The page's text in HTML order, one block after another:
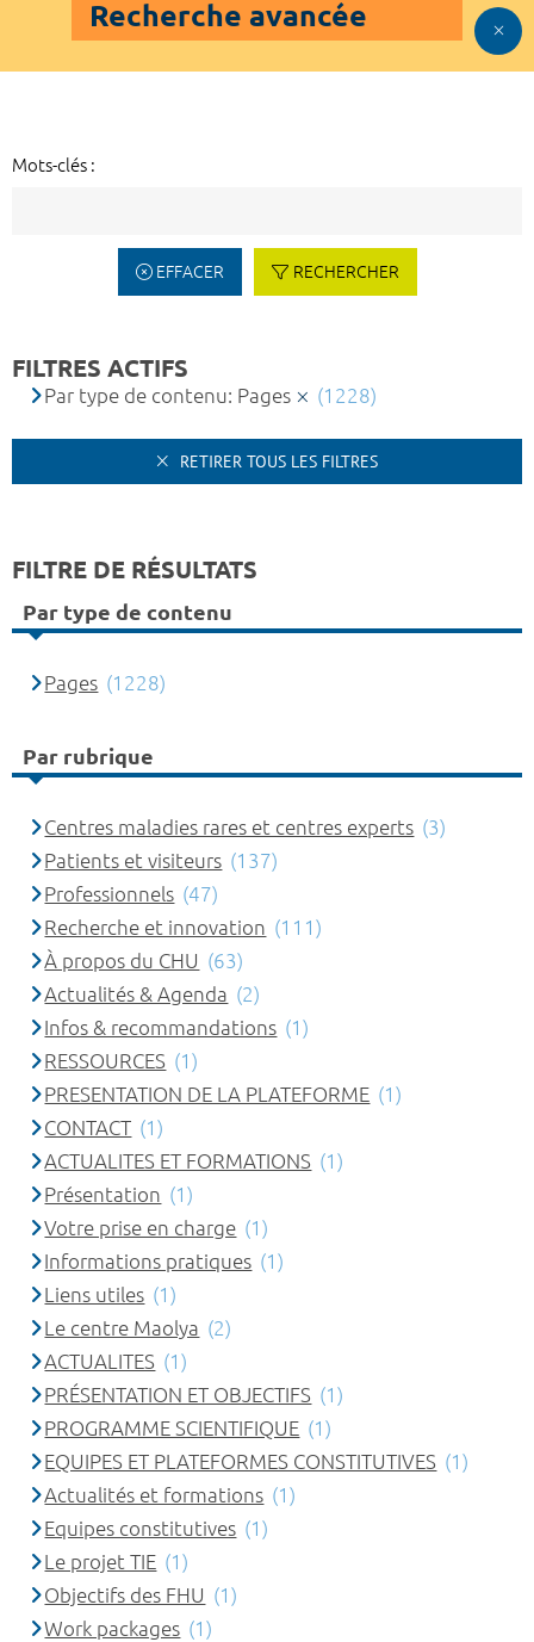
Recherche avancée
Mots-clés :
EFFACER RECHERCHER
FILTRES ACTIFS
Par type de contenu: Pages (1228)
RETIRER TOUS LES FILTRES
FILTRE DE RÉSULTATS
Par type de contenu
Pages (1228)
Par rubrique
Centres maladies rares et centres experts (3)
Patients et visiteurs (137)
Professionnels (47)
Recherche et innovation (111)
À propos du CHU (63)
Actualités & Agenda (2)
Infos & recommandations (1)
RESSOURCES (1)
PRESENTATION DE LA PLATEFORME (1)
CONTACT (1)
ACTUALITES ET FORMATIONS (1)
Présentation (1)
Votre prise en charge (1)
Informations pratiques (1)
Liens utiles (1)
Le centre Maolya (2)
ACTUALITES (1)
PRÉSENTATION ET OBJECTIFS (1)
PROGRAMME SCIENTIFIQUE (1)
EQUIPES ET PLATEFORMES CONSTITUTIVES (1)
Actualités et formations (1)
Equipes constitutives (1)
Le projet TIE (1)
Objectifs des FHU (1)
Work packages (1)